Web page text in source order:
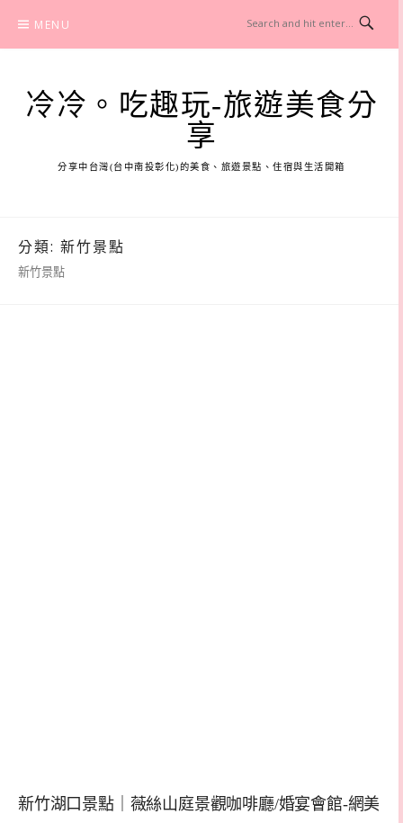
content
MENU
冷冷。吃趣玩-旅遊美食分
享
分享中台灣(台中南投彰化)的美食、旅遊景點、住宿與生活開箱
分類: 新竹景點
新竹景點
新竹湖口景點｜薇絲山庭景觀咖啡廳/婚宴會館-網美